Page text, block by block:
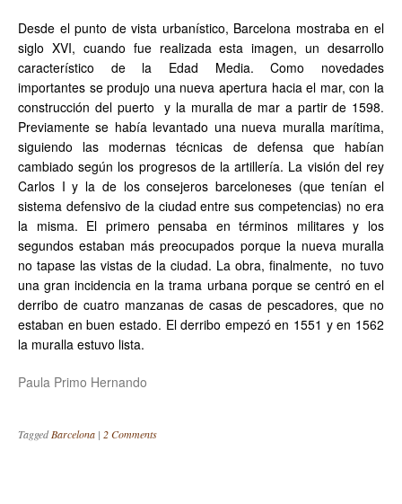
Desde el punto de vista urbanístico, Barcelona mostraba en el
siglo XVI, cuando fue realizada esta imagen, un desarrollo
característico de la Edad Media. Como novedades
importantes se produjo una nueva apertura hacia el mar, con la
construcción del puerto y la muralla de mar a partir de 1598.
Previamente se había levantado una nueva muralla marítima,
siguiendo las modernas técnicas de defensa que habían
cambiado según los progresos de la artillería. La visión del rey
Carlos I y la de los consejeros barceloneses (que tenían el
sistema defensivo de la ciudad entre sus competencias) no era
la misma. El primero pensaba en términos militares y los
segundos estaban más preocupados porque la nueva muralla
no tapase las vistas de la ciudad. La obra, finalmente, no tuvo
una gran incidencia en la trama urbana porque se centró en el
derribo de cuatro manzanas de casas de pescadores, que no
estaban en buen estado. El derribo empezó en 1551 y en 1562
la muralla estuvo lista.
Paula Primo Hernando
TaggedBarcelona | 2 Comments